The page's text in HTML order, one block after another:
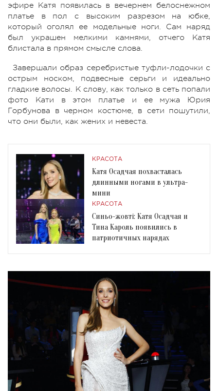
эфире Катя появилась в вечернем белоснежном
платье в пол с высоким разрезом на юбке,
который оголял ее модельные ноги. Сам наряд
был украшен мелкими камнями, отчего Катя
блистала в прямом смысле слова.
Завершали образ серебристые туфли-лодочки с
острым носком, подвесные серьги и идеально
гладкие волосы. К слову, как только в сеть попали
фото Кати в этом платье и ее мужа Юрия
Горбунова в черном костюме, в сети пошутили,
что они были, как жених и невеста.
КРАСОТА
Катя Осадчая похвасталась
длинными ногами в ультра-
мини
КРАСОТА
Синьо-жовті: Катя Осадчая и
Тина Кароль появились в
патриотичных нарядах